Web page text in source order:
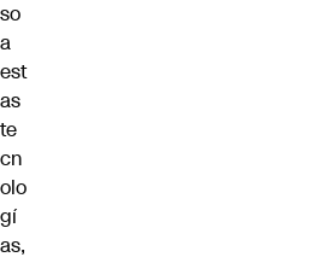
so
a
est
as
te
cn
olo
gí
as,